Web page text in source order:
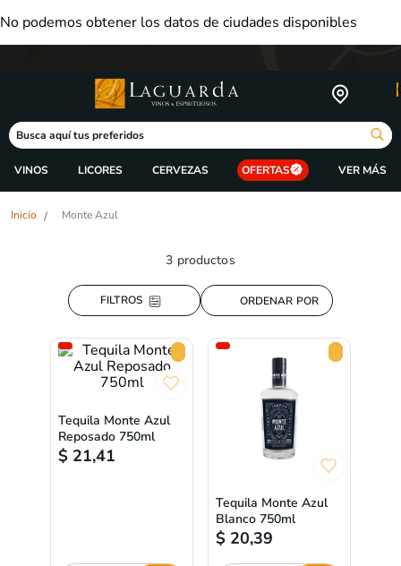
No podemos obtener los datos de ciudades disponibles
Busca aquí tus preferidos
VINOS LICORES CERVEZAS OFERTAS
Monte Azul
3 productos
ORDENAR POR
Tequila Monte Azul
Reposado 750ml
$ 21,41
Tequila Monte Azul
Blanco 750ml
$ 20,39